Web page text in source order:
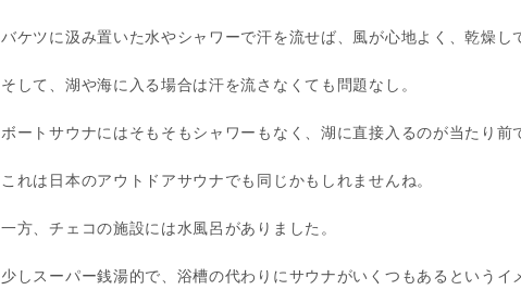
バケツに汲み置いた水やシャワーで汗を流せば、風が心地よく、乾燥し
そして、湖や海に入る場合は汗を流さなくても問題なし。
ボートサウナにはそもそもシャワーもなく、湖に直接入るのが当たり前
これは日本のアウトドアサウナでも同じかもしれませんね。
一方、チェコの施設には水風呂がありました。
少しスーパー銭湯的で、浴槽の代わりにサウナがいくつもあるというイ